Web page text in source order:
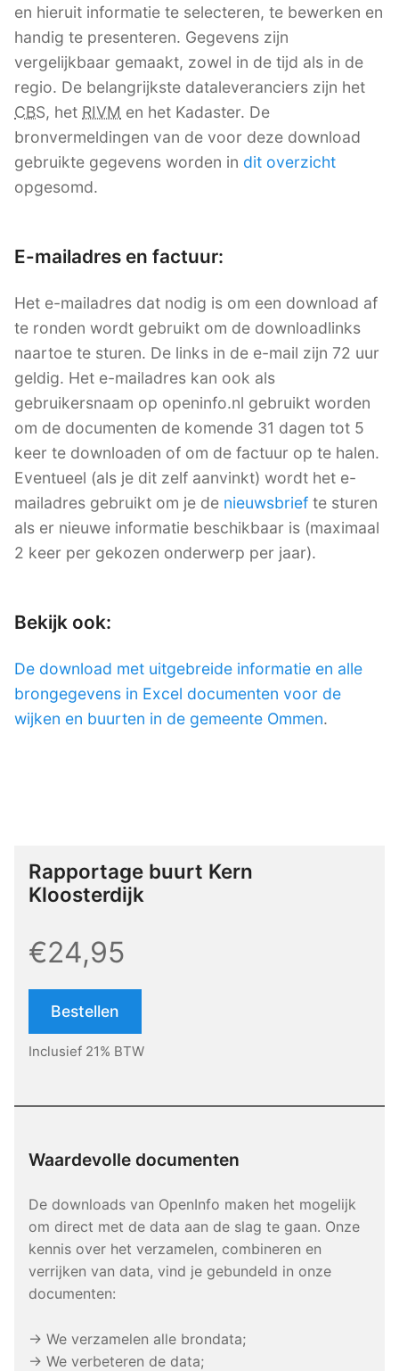
en hieruit informatie te selecteren, te bewerken en
handig te presenteren. Gegevens zijn
vergelijkbaar gemaakt, zowel in de tijd als in de
regio. De belangrijkste dataleveranciers zijn het
CBS, het RIVM en het Kadaster. De
bronvermeldingen van de voor deze download
gebruikte gegevens worden in dit overzicht
opgesomd.
E-mailadres en factuur:
Het e-mailadres dat nodig is om een download af
te ronden wordt gebruikt om de downloadlinks
naartoe te sturen. De links in de e-mail zijn 72 uur
geldig. Het e-mailadres kan ook als
gebruikersnaam op openinfo.nl gebruikt worden
om de documenten de komende 31 dagen tot 5
keer te downloaden of om de factuur op te halen.
Eventueel (als je dit zelf aanvinkt) wordt het e-
mailadres gebruikt om je de nieuwsbrief te sturen
als er nieuwe informatie beschikbaar is (maximaal
2 keer per gekozen onderwerp per jaar).
Bekijk ook:
De download met uitgebreide informatie en alle
brongegevens in Excel documenten voor de
wijken en buurten in de gemeente Ommen.
Rapportage buurt Kern
Kloosterdijk
€24,95
Bestellen
Inclusief 21% BTW
Waardevolle documenten
De downloads van OpenInfo maken het mogelijk
om direct met de data aan de slag te gaan. Onze
kennis over het verzamelen, combineren en
verrijken van data, vind je gebundeld in onze
documenten:
→ We verzamelen alle brondata;
→ We verbeteren de data;